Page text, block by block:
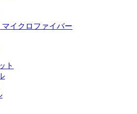
マイクロファイバー
ト